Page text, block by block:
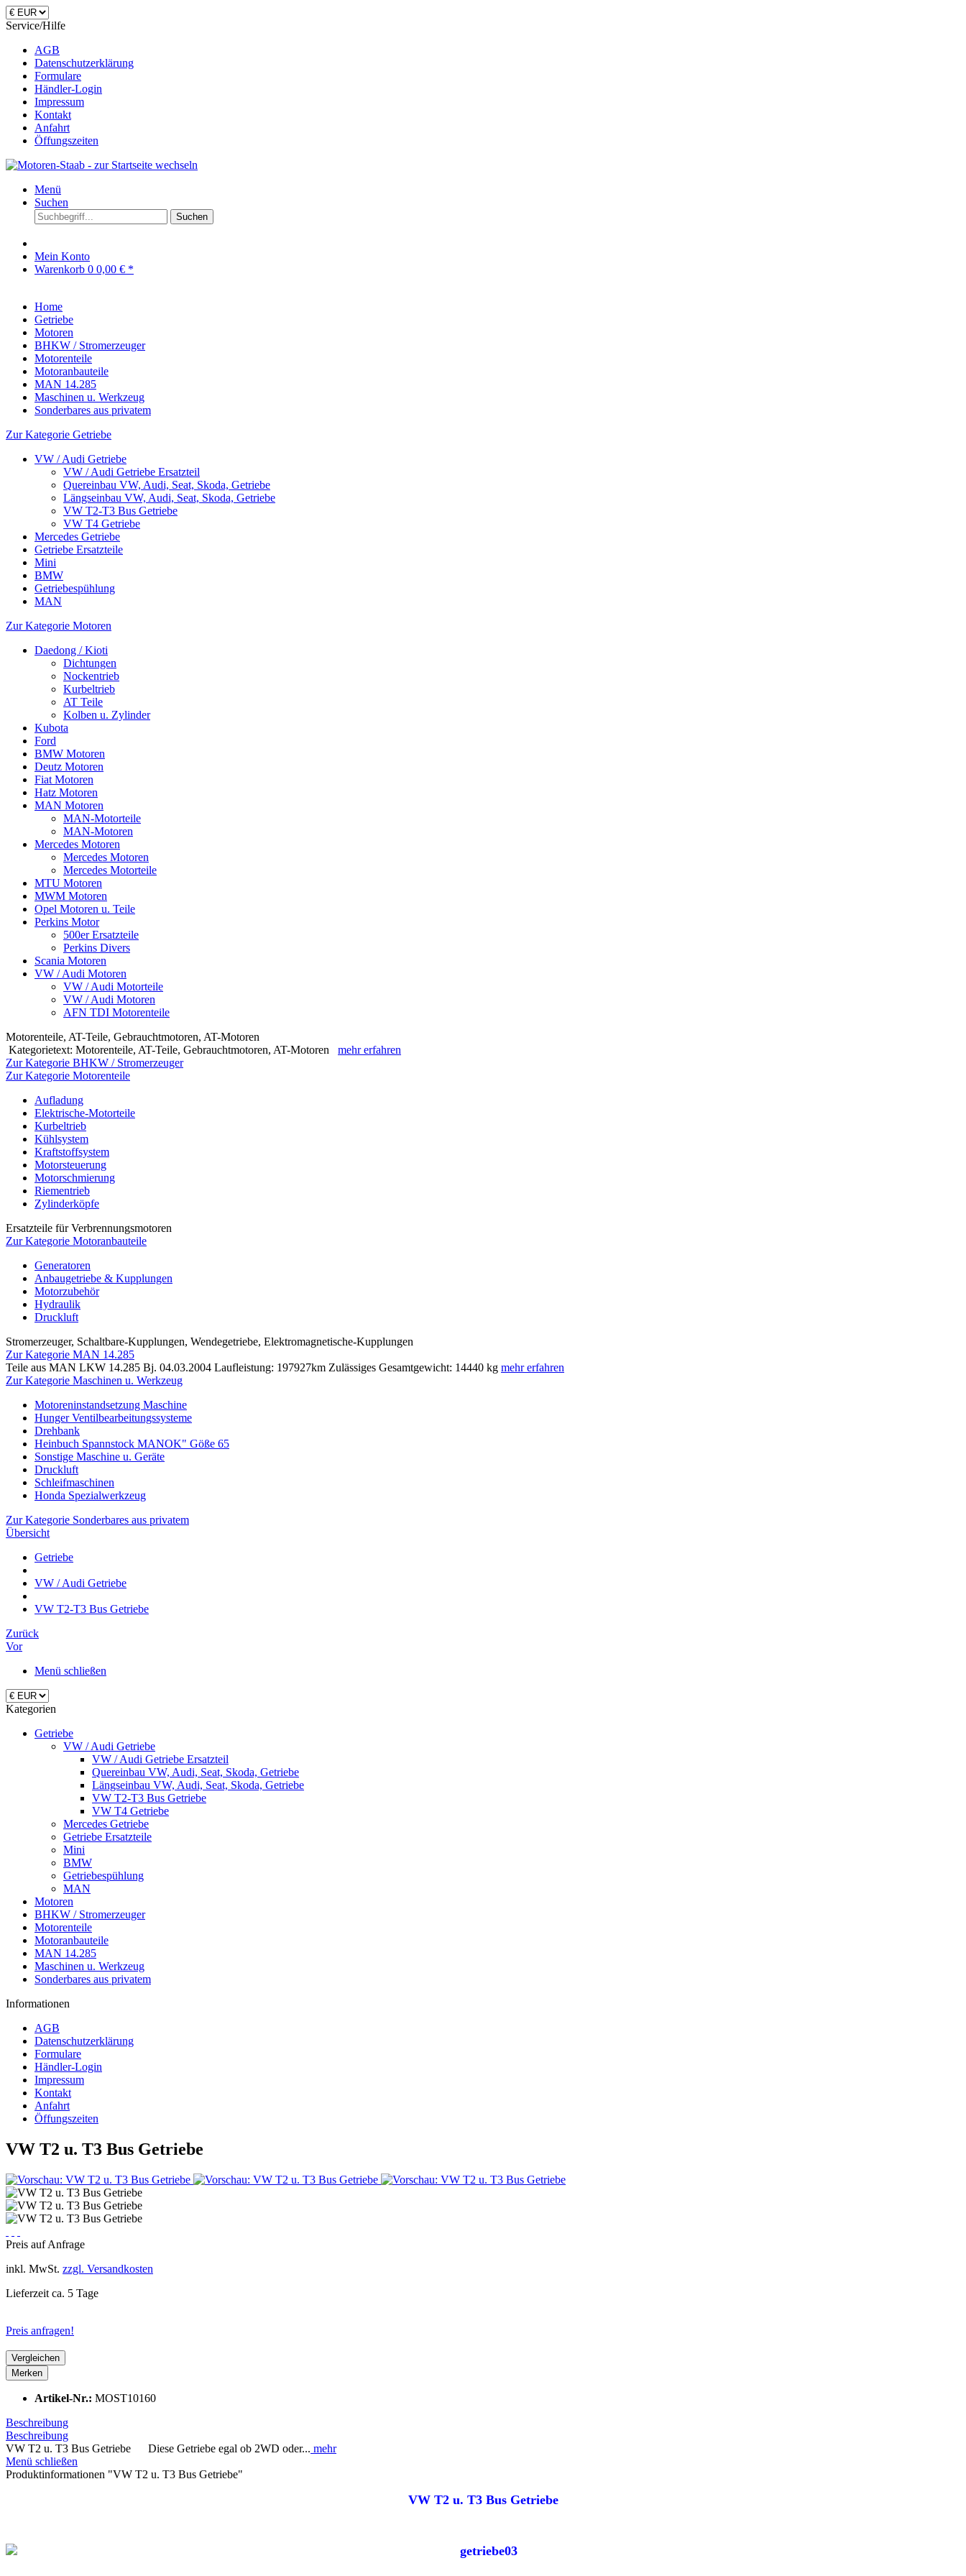
Service/Hilfe
AGB
Datenschutzerklärung
Formulare
Händler-Login
Impressum
Kontakt
Anfahrt
Öffungszeiten
Menü
Suchen
Suchen
Mein Konto
Warenkorb 0 0,00 € *
Home
Getriebe
Motoren
BHKW / Stromerzeuger
Motorenteile
Motoranbauteile
MAN 14.285
Maschinen u. Werkzeug
Sonderbares aus privatem
Zur Kategorie Getriebe
VW / Audi Getriebe
VW / Audi Getriebe Ersatzteil
Quereinbau VW, Audi, Seat, Skoda, Getriebe
Längseinbau VW, Audi, Seat, Skoda, Getriebe
VW T2-T3 Bus Getriebe
VW T4 Getriebe
Mercedes Getriebe
Getriebe Ersatzteile
Mini
BMW
Getriebespühlung
MAN
Zur Kategorie Motoren
Daedong / Kioti
Dichtungen
Nockentrieb
Kurbeltrieb
AT Teile
Kolben u. Zylinder
Kubota
Ford
BMW Motoren
Deutz Motoren
Fiat Motoren
Hatz Motoren
MAN Motoren
MAN-Motorteile
MAN-Motoren
Mercedes Motoren
Mercedes Motoren
Mercedes Motorteile
MTU Motoren
MWM Motoren
Opel Motoren u. Teile
Perkins Motor
500er Ersatzteile
Perkins Divers
Scania Motoren
VW / Audi Motoren
VW / Audi Motorteile
VW / Audi Motoren
AFN TDI Motorenteile
Motorenteile, AT-Teile, Gebrauchtmotoren, AT-Motoren
Kategorietext: Motorenteile, AT-Teile, Gebrauchtmotoren, AT-Motoren mehr erfahren
Zur Kategorie BHKW / Stromerzeuger
Zur Kategorie Motorenteile
Aufladung
Elektrische-Motorteile
Kurbeltrieb
Kühlsystem
Kraftstoffsystem
Motorsteuerung
Motorschmierung
Riementrieb
Zylinderköpfe
Ersatzteile für Verbrennungsmotoren
Zur Kategorie Motoranbauteile
Generatoren
Anbaugetriebe & Kupplungen
Motorzubehör
Hydraulik
Druckluft
Stromerzeuger, Schaltbare-Kupplungen, Wendegetriebe, Elektromagnetische-Kupplungen
Zur Kategorie MAN 14.285
Teile aus MAN LKW 14.285 Bj. 04.03.2004 Laufleistung: 197927km Zulässiges Gesamtgewicht: 14440 kg mehr erfahren
Zur Kategorie Maschinen u. Werkzeug
Motoreninstandsetzung Maschine
Hunger Ventilbearbeitungssysteme
Drehbank
Heinbuch Spannstock MANOK" Göße 65
Sonstige Maschine u. Geräte
Druckluft
Schleifmaschinen
Honda Spezialwerkzeug
Zur Kategorie Sonderbares aus privatem
Übersicht
Getriebe
VW / Audi Getriebe
VW T2-T3 Bus Getriebe
Zurück
Vor
Menü schließen
Kategorien
Getriebe
VW / Audi Getriebe
VW / Audi Getriebe Ersatzteil
Quereinbau VW, Audi, Seat, Skoda, Getriebe
Längseinbau VW, Audi, Seat, Skoda, Getriebe
VW T2-T3 Bus Getriebe
VW T4 Getriebe
Mercedes Getriebe
Getriebe Ersatzteile
Mini
BMW
Getriebespühlung
MAN
Motoren
BHKW / Stromerzeuger
Motorenteile
Motoranbauteile
MAN 14.285
Maschinen u. Werkzeug
Sonderbares aus privatem
Informationen
AGB
Datenschutzerklärung
Formulare
Händler-Login
Impressum
Kontakt
Anfahrt
Öffungszeiten
VW T2 u. T3 Bus Getriebe
Preis auf Anfrage
inkl. MwSt. zzgl. Versandkosten
Lieferzeit ca. 5 Tage
Preis anfragen!
Vergleichen
Merken
Artikel-Nr.: MOST10160
Beschreibung
Beschreibung
VW T2 u. T3 Bus Getriebe Diese Getriebe egal ob 2WD oder... mehr
Menü schließen
Produktinformationen "VW T2 u. T3 Bus Getriebe"
VW T2 u. T3 Bus Getriebe